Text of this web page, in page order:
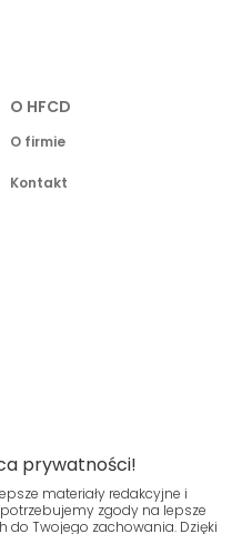
O HFCD
O firmie
Kontakt
prywatności!
materiały redakcyjne i
zgody na lepsze
Twojego zachowania. Dzięki